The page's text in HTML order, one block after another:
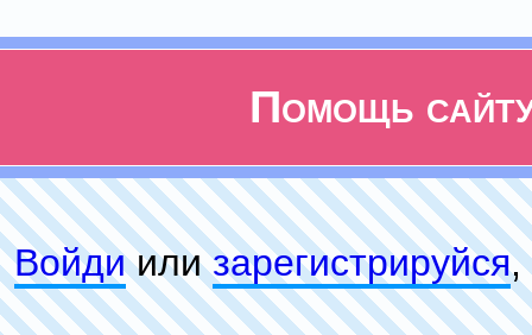
Помощь
Войдиилизарeгиcтpируйся,